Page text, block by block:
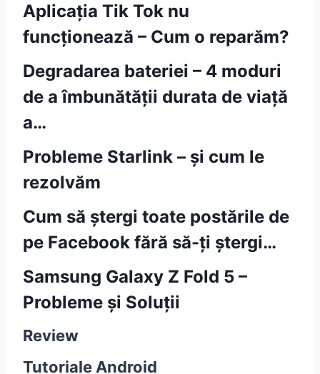
Aplicația Tik Tok nu
funcționează – Cum o reparăm?
Degradarea bateriei – 4 moduri
de a îmbunătății durata de viață
a…
Probleme Starlink – și cum le
rezolvăm
Cum să ștergi toate postările de
pe Facebook fără să-ți ștergi…
Samsung Galaxy Z Fold 5 –
Probleme și Soluții
Review
Tutoriale Android